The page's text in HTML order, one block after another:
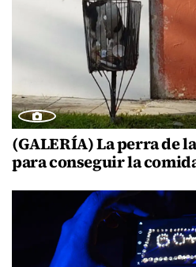
(GALERÍA) La perra de
para conseguir la